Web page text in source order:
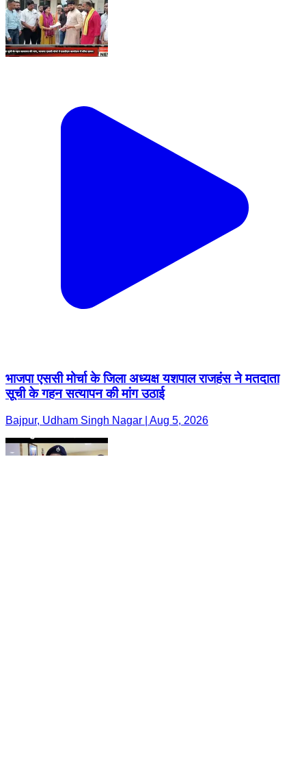
भाजपा एससी मोर्चा के जिला अध्यक्ष यशपाल राजहंस ने मतदाता
सूची के गहन सत्यापन की मांग उठाई
Bajpur, Udham Singh Nagar | Aug 5, 2026